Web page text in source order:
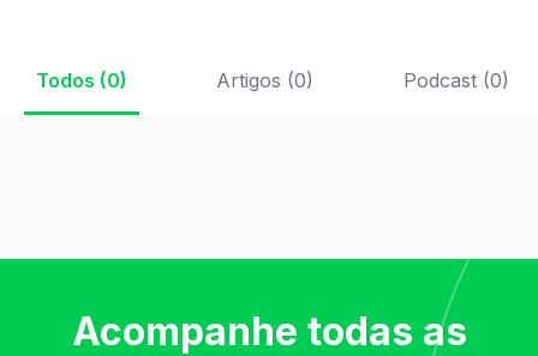
Todos (0) Artigos (0) Podcast (0)
Acompanhe todas as